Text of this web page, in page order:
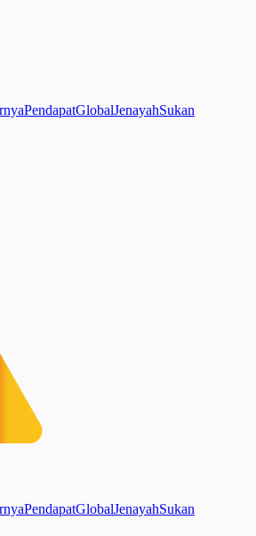
PendapatGlobalJenayahSukan
PendapatGlobalJenayahSukan